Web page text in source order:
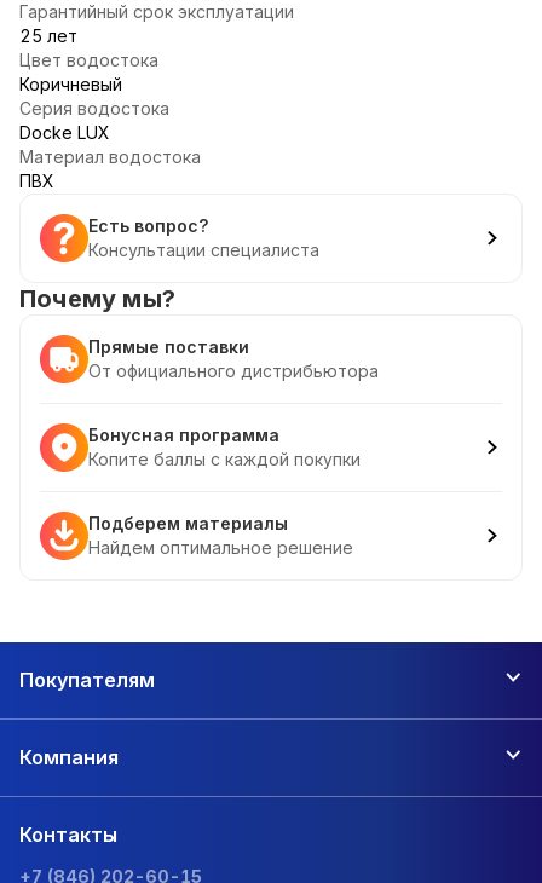
Гарантийный срок эксплуатации
25 лет
Цвет водостока
Коричневый
Серия водостока
Docke LUX
Материал водостока
ПВХ
Есть вопрос?
Консультации специалиста
Почему мы?
Прямые поставки
От официального дистрибьютора
Бонусная программа
Копите баллы с каждой покупки
Подберем материалы
Найдем оптимальное решение
Покупателям
Компания
Контакты
+7 (846) 202-60-15